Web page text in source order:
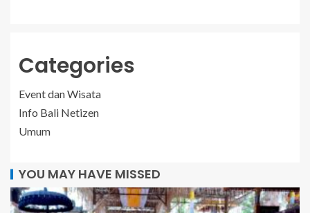
Categories
Event dan Wisata
Info Bali Netizen
Umum
YOU MAY HAVE MISSED